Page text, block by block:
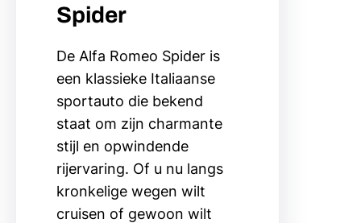
Spider
De Alfa Romeo Spider is
een klassieke Italiaanse
sportauto die bekend
staat om zijn charmante
stijl en opwindende
rijervaring. Of u nu langs
kronkelige wegen wilt
cruisen of gewoon wilt